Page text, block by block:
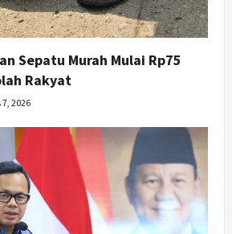
Sepatu Murah Mulai Rp75
Rakyat
2026